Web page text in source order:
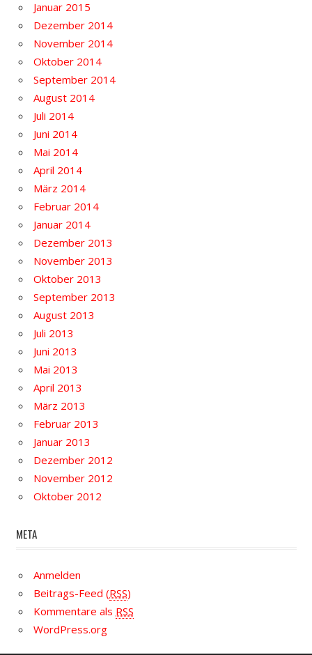
Januar 2015
Dezember 2014
November 2014
Oktober 2014
September 2014
August 2014
Juli 2014
Juni 2014
Mai 2014
April 2014
März 2014
Februar 2014
Januar 2014
Dezember 2013
November 2013
Oktober 2013
September 2013
August 2013
Juli 2013
Juni 2013
Mai 2013
April 2013
März 2013
Februar 2013
Januar 2013
Dezember 2012
November 2012
Oktober 2012
META
Anmelden
Beitrags-Feed (RSS)
Kommentare als RSS
WordPress.org